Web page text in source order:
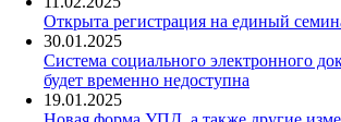
Открыта регистрация на единый
30.01.2025
Система социального электронного
будет временно недоступна
19.01.2025